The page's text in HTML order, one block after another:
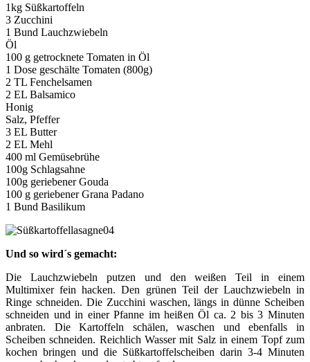
1kg Süßkartoffeln
3 Zucchini
1 Bund Lauchzwiebeln
Öl
100 g getrocknete Tomaten in Öl
1 Dose geschälte Tomaten (800g)
2 TL Fenchelsamen
2 EL Balsamico
Honig
Salz, Pfeffer
3 EL Butter
2 EL Mehl
400 ml Gemüsebrühe
100g Schlagsahne
100g geriebener Gouda
100 g geriebener Grana Padano
1 Bund Basilikum
Und so wird´s gemacht:
Die Lauchzwiebeln putzen und den weißen Teil in einem
Multimixer fein hacken. Den grünen Teil der Lauchzwiebeln in
Ringe schneiden. Die Zucchini waschen, längs in dünne Scheiben
schneiden und in einer Pfanne im heißen Öl ca. 2 bis 3 Minuten
anbraten. Die Kartoffeln schälen, waschen und ebenfalls in
Scheiben schneiden. Reichlich Wasser mit Salz in einem Topf zum
kochen bringen und die Süßkartoffelscheiben darin 3-4 Minuten